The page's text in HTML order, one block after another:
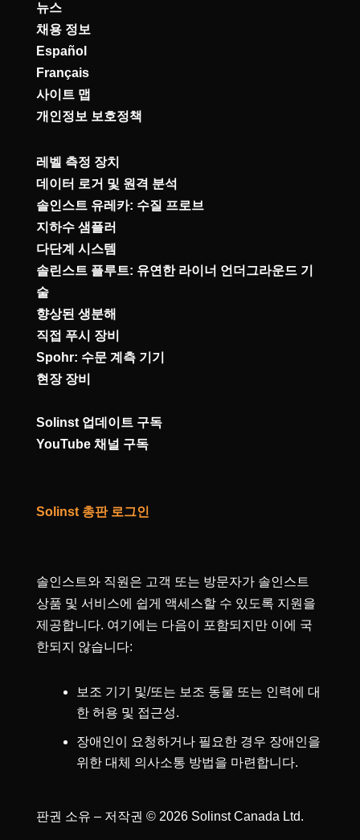
뉴스
채용 정보
Español
Français
사이트 맵
개인정보 보호정책
레벨 측정 장치
데이터 로거 및 원격 분석
솔인스트 유레카: 수질 프로브
지하수 샘플러
다단계 시스템
솔린스트 플루트: 유연한 라이너 언더그라운드 기
술
향상된 생분해
직접 푸시 장비
Spohr: 수문 계측 기기
현장 장비
Solinst 업데이트 구독
YouTube 채널 구독
Solinst 총판 로그인
솔인스트와 직원은 고객 또는 방문자가 솔인스트
상품 및 서비스에 쉽게 액세스할 수 있도록 지원을
제공합니다. 여기에는 다음이 포함되지만 이에 국
한되지 않습니다:
보조 기기 및/또는 보조 동물 또는 인력에 대
한 허용 및 접근성.
장애인이 요청하거나 필요한 경우 장애인을
위한 대체 의사소통 방법을 마련합니다.
판권 소유 – 저작권 © 2026 Solinst Canada Ltd.